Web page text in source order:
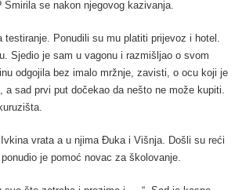
se nakon njegovog kazivanja.
Ponudili su mu platiti prijevoz i hotel.
Sjedio je sam u vagonu i razmišljao o svom
odgojila bez imalo mržnje, zavisti, o ocu koji je
sad prvi put dočekao da nešto ne može kupiti.
vrata a u njima Đuka i Višnja. Došli su reći
je pomoć novac za školovanje.